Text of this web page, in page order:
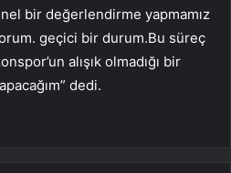
bir değerlendirme yapmamız
geçici bir durum.Bu süreç
alışık olmadığı bir
dedi.